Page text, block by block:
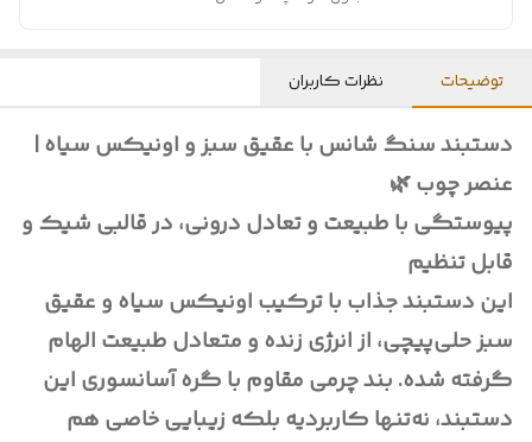
توضیحات نظرات کاربران
دستبند سنگ شانس با عقیق سبز و اونیکس سیاه |
عنصر چوب 🌿
پیوستگی با طبیعت و تعادل درونی، در قالبی شیک و
قابل تنظیم
این دستبند جذاب با ترکیب اونیکس سیاه و عقیق
سبز حلی‌پیچی، از انرژی زنده و متعادل طبیعت الهام
گرفته شده. بند چرمی مقاوم با گره آسانسوری این
دستبند، نه‌تنها کاربردیه بلکه زیبایی خاصی هم